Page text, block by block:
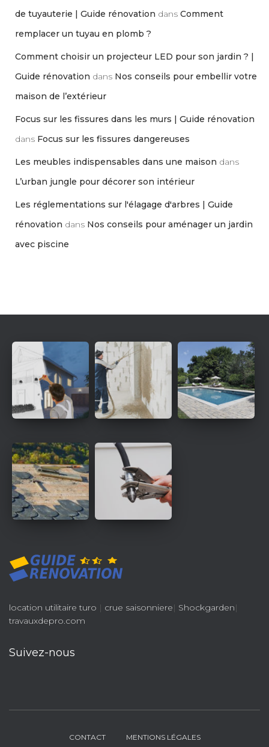
de tuyauterie | Guide rénovation dans Comment
remplacer un tuyau en plomb ?
Comment choisir un projecteur LED pour son jardin ? |
Guide rénovation dans Nos conseils pour embellir votre
maison de l’extérieur
Focus sur les fissures dans les murs | Guide rénovation
dans Focus sur les fissures dangereuses
Les meubles indispensables dans une maison dans
L’urban jungle pour décorer son intérieur
Les réglementations sur l'élagage d'arbres | Guide
rénovation dans Nos conseils pour aménager un jardin
avec piscine
location utilitaire turo | crue saisonniere| Shockgarden|
travauxdepro.com
Suivez-nous
CONTACT MENTIONS LÉGALES